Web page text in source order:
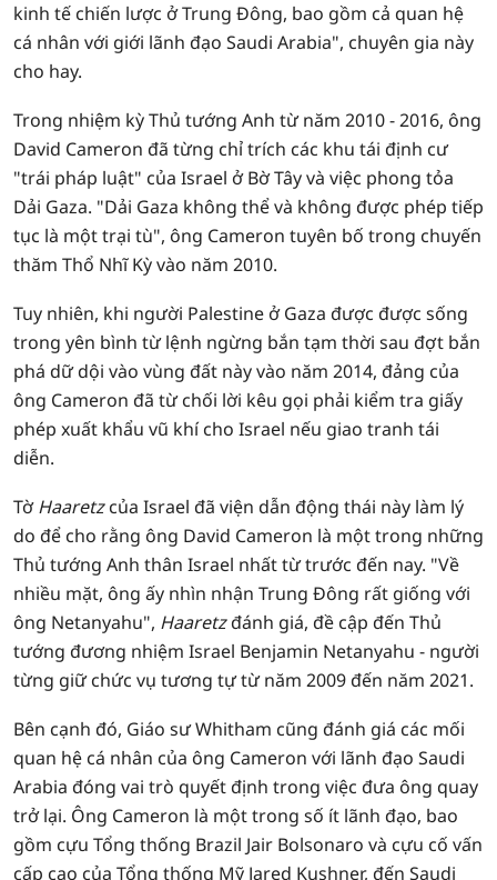
kinh tế chiến lược ở Trung Đông, bao gồm cả quan hệ
cá nhân với giới lãnh đạo Saudi Arabia", chuyên gia này
cho hay.
Trong nhiệm kỳ Thủ tướng Anh từ năm 2010 - 2016, ông
David Cameron đã từng chỉ trích các khu tái định cư
"trái pháp luật" của Israel ở Bờ Tây và việc phong tỏa
Dải Gaza. "Dải Gaza không thể và không được phép tiếp
tục là một trại tù", ông Cameron tuyên bố trong chuyến
thăm Thổ Nhĩ Kỳ vào năm 2010.
Tuy nhiên, khi người Palestine ở Gaza được được sống
trong yên bình từ lệnh ngừng bắn tạm thời sau đợt bắn
phá dữ dội vào vùng đất này vào năm 2014, đảng của
ông Cameron đã từ chối lời kêu gọi phải kiểm tra giấy
phép xuất khẩu vũ khí cho Israel nếu giao tranh tái
diễn.
TờHaaretzcủa Israel đã viện dẫn động thái này làm lý
do để cho rằng ông David Cameron là một trong những
Thủ tướng Anh thân Israel nhất từ trước đến nay. "Về
nhiều mặt, ông ấy nhìn nhận Trung Đông rất giống với
ông Netanyahu", Haaretzđánh giá, đề cập đến Thủ
tướng đương nhiệm Israel Benjamin Netanyahu - người
từng giữ chức vụ tương tự từ năm 2009 đến năm 2021.
Bên cạnh đó, Giáo sư Whitham cũng đánh giá các mối
quan hệ cá nhân của ông Cameron với lãnh đạo Saudi
Arabia đóng vai trò quyết định trong việc đưa ông quay
trở lại. Ông Cameron là một trong số ít lãnh đạo, bao
gồm cựu Tổng thống Brazil Jair Bolsonaro và cựu cố vấn
cấp cao của Tổng thống Mỹ Jared Kushner, đến Saudi